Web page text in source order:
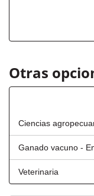
Otras
Ciencias
Ganado vacuno -
Veterinaria